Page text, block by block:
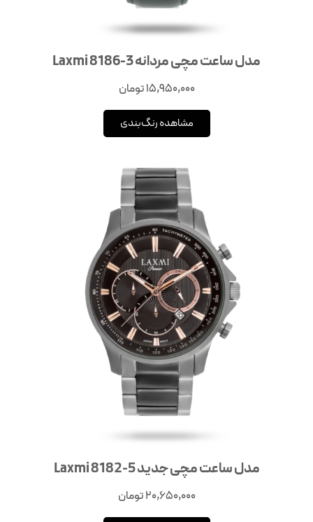
مدل ساعت مچی مردانه Laxmi 8186-3
15,950,000تومان
مشاهده رنگ‌بندی
مدل ساعت مچی جدید Laxmi 8182-5
20,650,000تومان